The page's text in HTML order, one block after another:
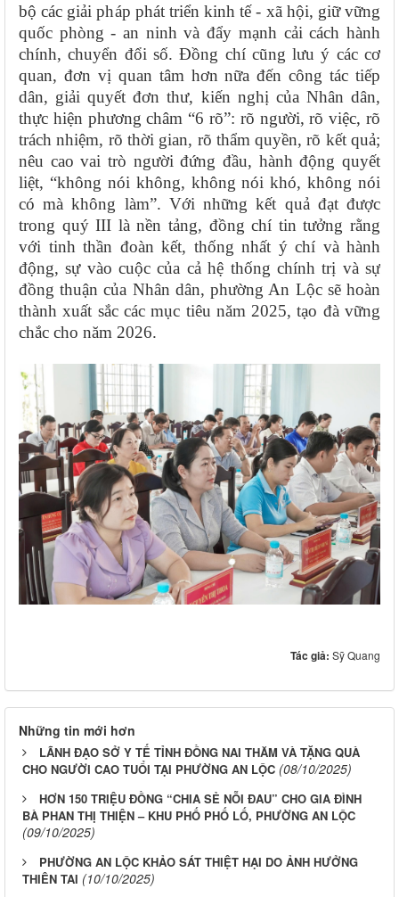
bộ các giải pháp phát triển kinh tế - xã hội, giữ vững
quốc phòng - an ninh và đẩy mạnh cải cách hành
chính, chuyển đổi số. Đồng chí cũng lưu ý các cơ
quan, đơn vị quan tâm hơn nữa đến công tác tiếp
dân, giải quyết đơn thư, kiến nghị của Nhân dân,
thực hiện phương châm “6 rõ”: rõ người, rõ việc, rõ
trách nhiệm, rõ thời gian, rõ thẩm quyền, rõ kết quả;
nêu cao vai trò người đứng đầu, hành động quyết
liệt, “không nói không, không nói khó, không nói
có mà không làm”. Với những kết quả đạt được
trong quý III là nền tảng, đồng chí tin tưởng rằng
với tinh thần đoàn kết, thống nhất ý chí và hành
động, sự vào cuộc của cả hệ thống chính trị và sự
đồng thuận của Nhân dân, phường An Lộc sẽ hoàn
thành xuất sắc các mục tiêu năm 2025, tạo đà vững
chắc cho năm 2026.
Tác giả: Sỹ Quang
Những tin mới hơn
LÃNH ĐẠO SỞ Y TẾ TỈNH ĐỒNG NAI THĂM VÀ TẶNG QUÀ
CHO NGƯỜI CAO TUỔI TẠI PHƯỜNG AN LỘC (08/10/2025)
HƠN 150 TRIỆU ĐỒNG “CHIA SẺ NỖI ĐAU” CHO GIA ĐÌNH
BÀ PHAN THỊ THIỆN – KHU PHỐ PHỐ LỐ, PHƯỜNG AN LỘC
(09/10/2025)
PHƯỜNG AN LỘC KHẢO SÁT THIỆT HẠI DO ẢNH HƯỞNG
THIÊN TAI (10/10/2025)